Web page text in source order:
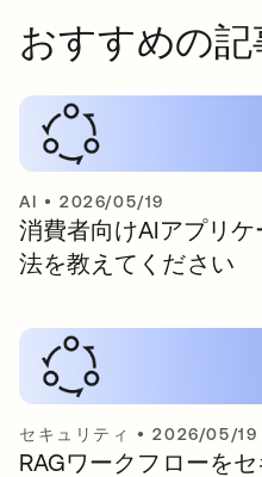
おすすめの記
AI •2026/05/19
消費者向けAIアプリ
法を教えてください
セキュリティ •2026/05/19
RAGワークフローを